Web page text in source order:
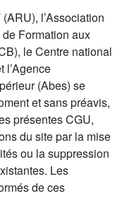
l’Association
Formation aux
le Centre national
l’Agence
(Abes) se
et sans préavis,
présentes CGU,
du site par la mise
ou la suppression
Les
de ces